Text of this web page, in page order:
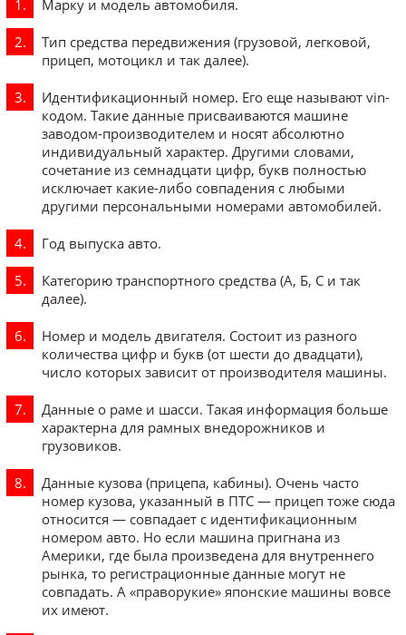
Марку и модель автомобиля.
Тип средства передвижения (грузовой, легковой,
прицеп, мотоцикл и так далее).
Идентификационный номер. Его еще называют vin-
кодом. Такие данные присваиваются машине
заводом-производителем и носят абсолютно
индивидуальный характер. Другими словами,
сочетание из семнадцати цифр, букв полностью
исключает какие-либо совпадения с любыми
другими персональными номерами автомобилей.
Год выпуска авто.
Категорию транспортного средства (А, Б, С и так
далее).
Номер и модель двигателя. Состоит из разного
количества цифр и букв (от шести до двадцати),
число которых зависит от производителя машины.
Данные о раме и шасси. Такая информация больше
характерна для рамных внедорожников и
грузовиков.
Данные кузова (прицепа, кабины). Очень часто
номер кузова, указанный в ПТС ― прицеп тоже сюда
относится ― совпадает с идентификационным
номером авто. Но если машина пригнана из
Америки, где была произведена для внутреннего
рынка, то регистрационные данные могут не
совпадать. А «праворукие» японские машины вовсе
их имеют.